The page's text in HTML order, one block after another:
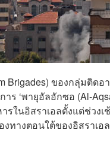
Brigades) ของกลุ่มติด
ร ‘พายุอัลอักซอ (Al-
รในอิสราเอลตั้งแต่ช่ว
ทางตอนใต้ของอิสราเอ